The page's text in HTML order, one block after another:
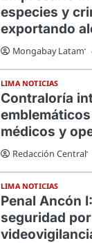
especies y
exportando
Mongabay Latam
LIMA NOTICIAS
Contraloría
médicos y
Redacción Central
LIMA NOTICIAS
Penal Ancón
seguridad